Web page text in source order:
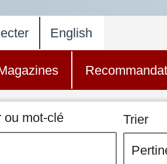
English
ou mot-clé Trier